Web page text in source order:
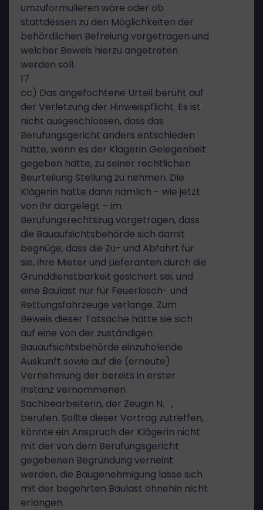
umzuformulieren wäre oder ob
stattdessen zu den Möglichkeiten der
behördlichen Befreiung vorgetragen und
welcher Beweis hierzu angetreten
werden soll.
17
cc) Das angefochtene Urteil beruht auf
der Verletzung der Hinweispflicht. Es ist
nicht ausgeschlossen, dass das
Berufungsgericht anders entschieden
hätte, wenn es der Klägerin Gelegenheit
gegeben hätte, zu seiner rechtlichen
Beurteilung Stellung zu nehmen. Die
Klägerin hätte dann nämlich – wie jetzt
von ihr dargelegt – im
Berufungsrechtszug vorgetragen, dass
die Bauaufsichtsbehörde sich damit
begnüge, dass die Zu- und Abfahrt für
sie, ihre Mieter und Lieferanten durch die
Grunddienstbarkeit gesichert sei, und
eine Baulast nur für Feuerlösch- und
Rettungsfahrzeuge verlange. Zum
Beweis dieser Tatsache hätte sie sich
auf eine von der zuständigen
Bauaufsichtsbehörde einzuholende
Auskunft sowie auf die (erneute)
Vernehmung der bereits in erster
Instanz vernommenen
Sachbearbeiterin, der Zeugin N. ,
berufen. Sollte dieser Vortrag zutreffen,
könnte ein Anspruch der Klägerin nicht
mit der von dem Berufungsgericht
gegebenen Begründung verneint
werden, die Baugenehmigung lasse sich
mit der begehrten Baulast ohnehin nicht
erlangen.